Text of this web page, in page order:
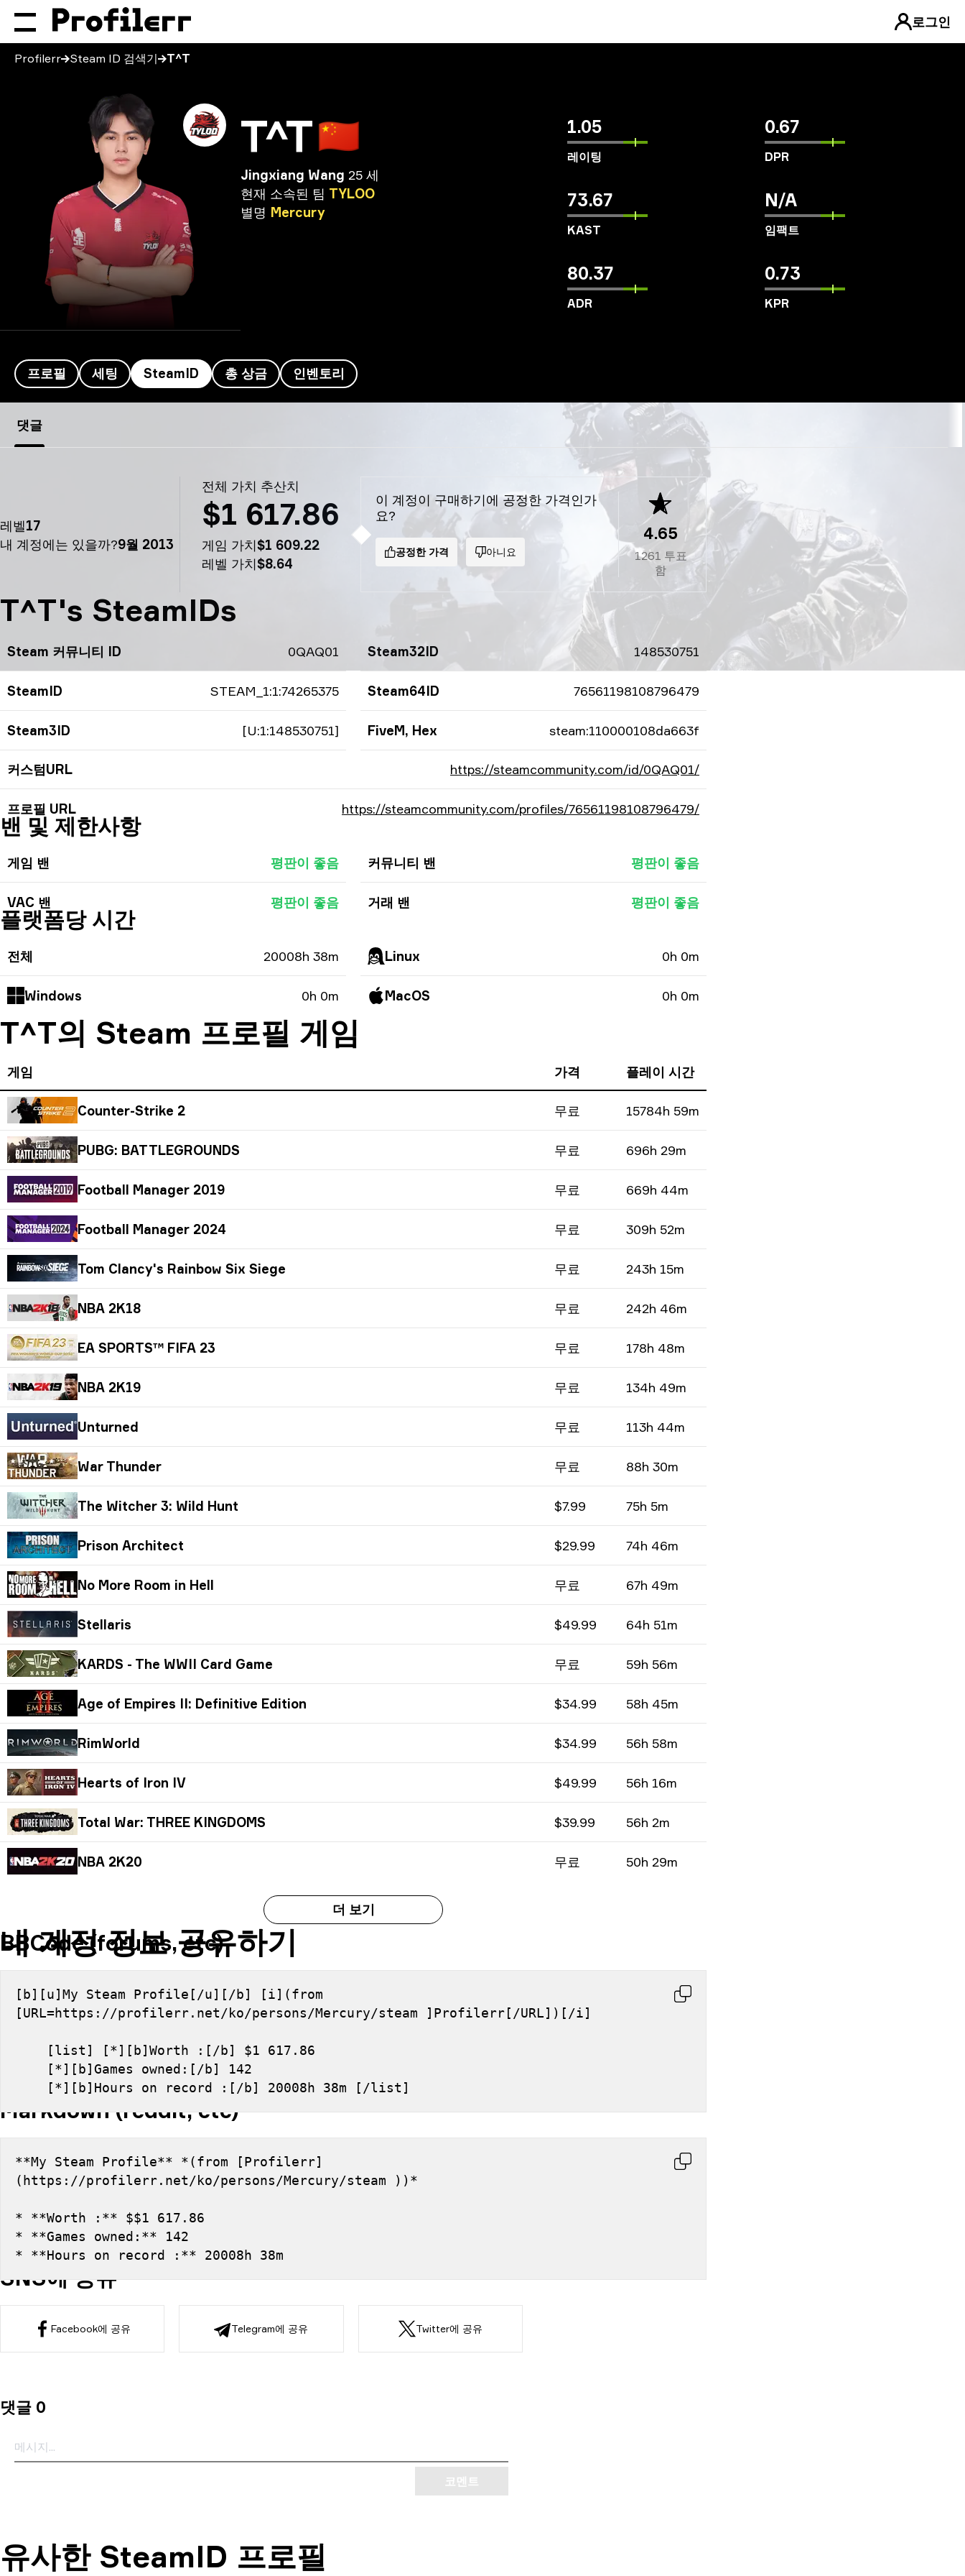
로그인
Profilerr Steam ID 검색기 T^T
T^T 🇨🇳
Jingxiang Wang 25 세
현재 소속된 팀 TYLOO
별명 Mercury
1.05
레이팅
0.67
DPR
73.67
KAST
N/A
임팩트
80.37
ADR
0.73
KPR
프로필 세팅 SteamID 총 상금 인벤토리
댓글
레벨17
내 계정에는 있을까?9월 2013
전체 가치 추산치
$1 617.86
게임 가치$1 609.22
레벨 가치$8.64
이 계정이 구매하기에 공정한 가격인가
요?
공정한 가격 아니요
4.65
1261 투표
함
T^T's SteamIDs
Steam 커뮤니티 ID 0QAQ01 Steam32ID 148530751
SteamID STEAM_1:1:74265375 Steam64ID 76561198108796479
Steam3ID [U:1:148530751] FiveM, Hex steam:110000108da663f
커스텀URL https://steamcommunity.com/id/0QAQ01/
프로필 URL https://steamcommunity.com/profiles/76561198108796479/
밴 및 제한사항
게임 밴 평판이 좋음 커뮤니티 밴 평판이 좋음
VAC 밴 평판이 좋음 거래 밴 평판이 좋음
플랫폼당 시간
전체 20008h 38m Linux 0h 0m
Windows 0h 0m MacOS 0h 0m
T^T의 Steam 프로필 게임
게임 가격 플레이 시간
Counter-Strike 2 무료 15784h 59m
PUBG: BATTLEGROUNDS 무료 696h 29m
Football Manager 2019 무료 669h 44m
Football Manager 2024 무료 309h 52m
Tom Clancy's Rainbow Six Siege 무료 243h 15m
NBA 2K18 무료 242h 46m
EA SPORTS™ FIFA 23 무료 178h 48m
NBA 2K19 무료 134h 49m
Unturned 무료 113h 44m
War Thunder 무료 88h 30m
The Witcher 3: Wild Hunt $7.99 75h 5m
Prison Architect $29.99 74h 46m
No More Room in Hell 무료 67h 49m
Stellaris $49.99 64h 51m
KARDS - The WWII Card Game 무료 59h 56m
Age of Empires II: Definitive Edition $34.99 58h 45m
RimWorld $34.99 56h 58m
Hearts of Iron IV $49.99 56h 16m
Total War: THREE KINGDOMS $39.99 56h 2m
NBA 2K20 무료 50h 29m
더 보기
내 계정 정보 공유하기
BBCode (forums, etc)
[b][u]My Steam Profile[/u][/b] [i](from
[URL=https://profilerr.net/ko/persons/Mercury/steam ]Profilerr[/URL])[/i]
    [list] [*][b]Worth :[/b] $1 617.86
    [*][b]Games owned:[/b] 142
    [*][b]Hours on record :[/b] 20008h 38m [/list]
Markdown (reddit, etc)
**My Steam Profile** *(from [Profilerr]
(https://profilerr.net/ko/persons/Mercury/steam ))*
* **Worth :** $$1 617.86
* **Games owned:** 142
* **Hours on record :** 20008h 38m
SNS에 공유
Facebook에 공유 Telegram에 공유 Twitter에 공유
댓글 0
코멘트
유사한 SteamID 프로필